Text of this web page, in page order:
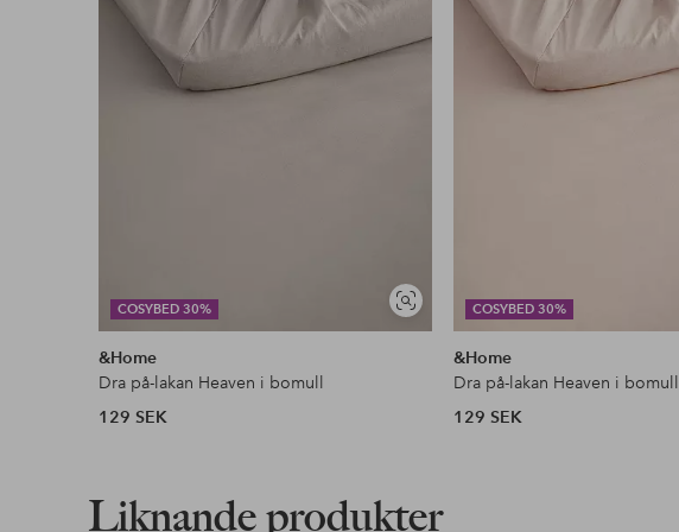
Monteringsanvisning
Faktura & Delbetalning
Våra mest fördelaktiga betalsätt
Läs mer
COSYBED 30%
Visa
liknande
&Home
Dra på-lakan Heaven i bomull
129 SEK
COSYBED 30%
&Home
Dra på-lakan Heaven i bomull
129 SEK
Liknande produkter